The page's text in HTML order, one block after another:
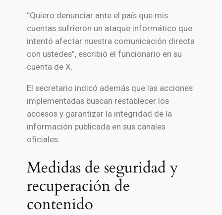
“Quiero denunciar ante el país que mis
cuentas sufrieron un ataque informático que
intentó afectar nuestra comunicación directa
con ustedes”, escribió el funcionario en su
cuenta de X.
El secretario indicó además que las acciones
implementadas buscan restablecer los
accesos y garantizar la integridad de la
información publicada en sus canales
oficiales.
Medidas de seguridad y
recuperación de
contenido